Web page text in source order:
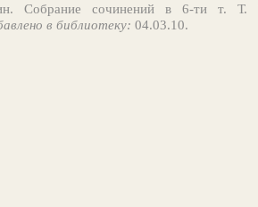
Собрание сочинений в 6-ти т.
в библиотеку: 04.03.10.